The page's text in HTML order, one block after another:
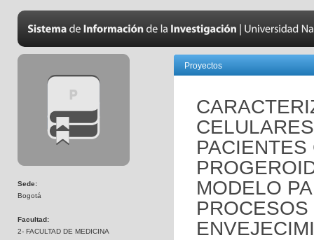
Sede:
Bogotá
Facultad:
2- FACULTAD DE MEDICINA
Proyectos
MODELO